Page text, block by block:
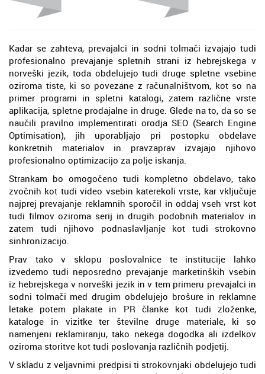
Kadar se zahteva, prevajalci in sodni tolmači izvajajo tudi
profesionalno prevajanje spletnih strani iz hebrejskega v
norveški jezik, toda obdelujejo tudi druge spletne vsebine
oziroma tiste, ki so povezane z računalništvom, kot so na
primer programi in spletni katalogi, zatem različne vrste
aplikacija, spletne prodajalne in druge. Glede na to, da so se
naučili pravilno implementirati orodja SEO (Search Engine
Optimisation), jih uporabljajo pri postopku obdelave
konkretnih materialov in pravzaprav izvajajo njihovo
profesionalno optimizacijo za polje iskanja.
Strankam bo omogočeno tudi kompletno obdelavo, tako
zvočnih kot tudi video vsebin katerekoli vrste, kar vključuje
najprej prevajanje reklamnih sporočil in oddaj vseh vrst kot
tudi filmov oziroma serij in drugih podobnih materialov in
zatem tudi njihovo podnaslavljanje kot tudi strokovno
sinhronizacijo.
Prav tako v sklopu poslovalnice te institucije lahko
izvedemo tudi neposredno prevajanje marketinških vsebin
iz hebrejskega v norveški jezik in v tem primeru prevajalci in
sodni tolmači med drugim obdelujejo brošure in reklamne
letake potem plakate in PR članke kot tudi zloženke,
kataloge in vizitke ter številne druge materiale, ki so
namenjeni reklamiranju, tako nekega dogodka ali izdelkov
oziroma storitve kot tudi poslovanja različnih podjetij.
V skladu z veljavnimi predpisi ti strokovnjaki obdelujejo tudi